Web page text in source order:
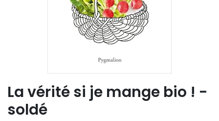
La vérité si je mange bio ! -
soldé